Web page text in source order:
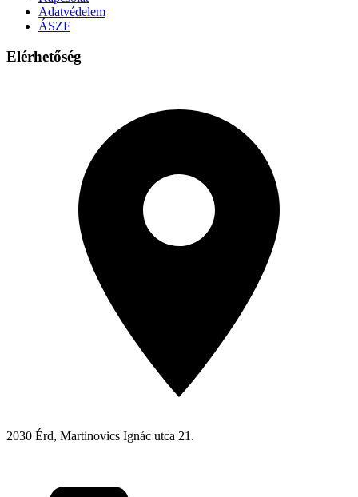
Adatvédelem
ÁSZF
Elérhetőség
2030 Érd, Martinovics Ignác utca 21.